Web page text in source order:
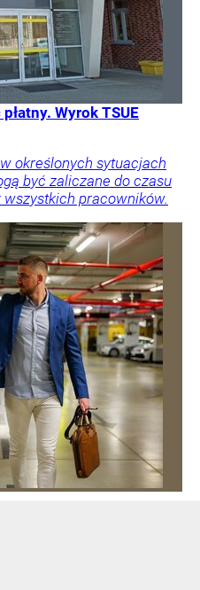
Wyrok TSUE
określonych sytuacjach
być zaliczane do czasu
pracowników.